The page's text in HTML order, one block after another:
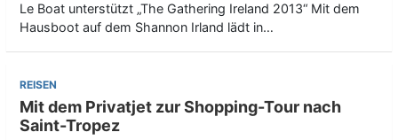
Le Boat unterstützt „The Gathering Ireland 2013“ Mit dem
Hausboot auf dem Shannon Irland lädt in…
REISEN
Mit dem Privatjet zur Shopping-Tour nach
Saint-Tropez